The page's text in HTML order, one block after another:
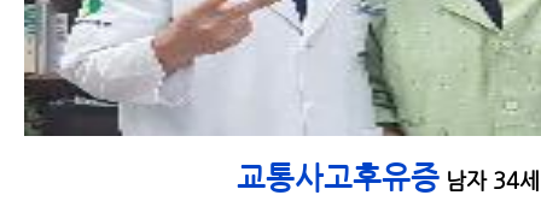
교통사고후유증남자 34세